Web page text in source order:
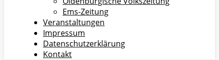
Ems-Zeitung
Veranstaltungen
Impressum
Datenschutzerklärung
Kontakt